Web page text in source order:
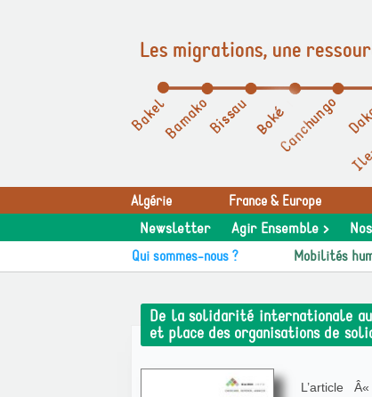
Les migrations, une
Algérie France & Europe
Newsletter Agir Ensemble >
Qui sommes-nous ? Mobilités
De la solidarité internationale
et place des organisations de
L’article